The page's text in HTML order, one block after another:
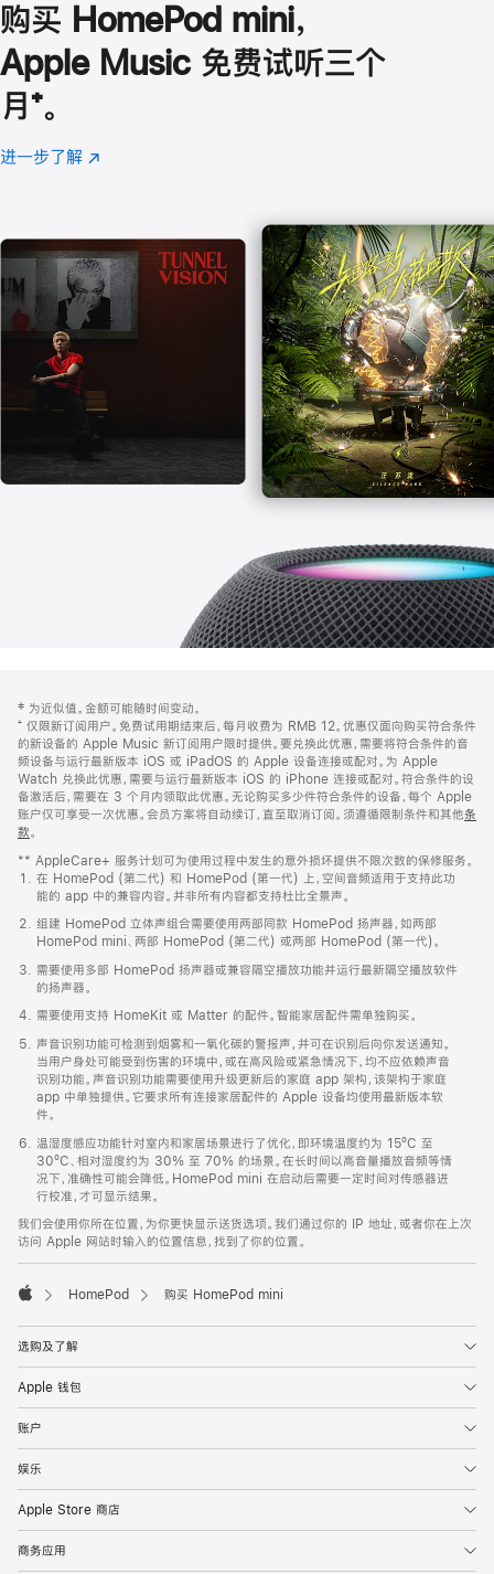
购买 HomePod mini，
Apple Music 免费试听三个
月 脚
注
⁺。
进一步了解 Apple
(在
口
中
打
开)
页
页
脚
注
‡ 为近似值。金额可能随时间变动。
⁺ 仅限新订阅用户。免费试用期结束后，每月收费为 RMB 12。优惠仅面向购买符合条件
的新设备的 Apple Music 新订阅用户限时提供。要兑换此优惠，需要将符合条件的音
频设备与运行最新版本 iOS 或 iPadOS 的 Apple 设备连接或配对。为 Apple
Watch 兑换此优惠，需要与运行最新版本 iOS 的 iPhone 连接或配对。符合条件的设
备激活后，需要在 3 个月内领取此优惠。无论购买多少件符合条件的设备，每个 Apple
账户仅可享受一次优惠。会员方案将自动续订，直至取消订阅。须遵循限制条件和其他条
款。
窗
口
中
打
开)
** AppleCare+ 服务计划可为使用过程中发生的意外损坏提供不限次数的保修服务。
在 HomePod (第二代) 和 HomePod (第一代) 上，空间音频适用于支持此功
能的 app 中的兼容内容。并非所有内容都支持杜比全景声。
组建 HomePod 立体声组合需要使用两部同款 HomePod 扬声器，如两部
HomePod mini、两部 HomePod (第二代) 或两部 HomePod (第一代)。
需要使用多部 HomePod 扬声器或兼容隔空播放功能并运行最新隔空播放软件
的扬声器。
需要使用支持 HomeKit 或 Matter 的配件。智能家居配件需单独购买。
声音识别功能可检测到烟雾和一氧化碳的警报声，并可在识别后向你发送通知。
当用户身处可能受到伤害的环境中，或在高风险或紧急情况下，均不应依赖声音
识别功能。声音识别功能需要使用升级更新后的家庭 app 架构，该架构于家庭
app 中单独提供。它要求所有连接家居配件的 Apple 设备均使用最新版本软
件。
温湿度感应功能针对室内和家居场景进行了优化，即环境温度约为 15ºC 至
30ºC、相对湿度约为 30% 至 70% 的场景。在长时间以高音量播放音频等情
况下，准确性可能会降低。HomePod mini 在启动后需要一定时间对传感器进
行校准，才可显示结果。
我们会使用你所在位置，为你更快显示送货选项。我们通过你的 IP 地址，或者你在上次
访问 Apple 网站时输入的位置信息，找到了你的位置。
HomePod 购买 HomePod mini
选购及了解
Apple 钱包
账户
娱乐
Apple Store 商店
商务应用